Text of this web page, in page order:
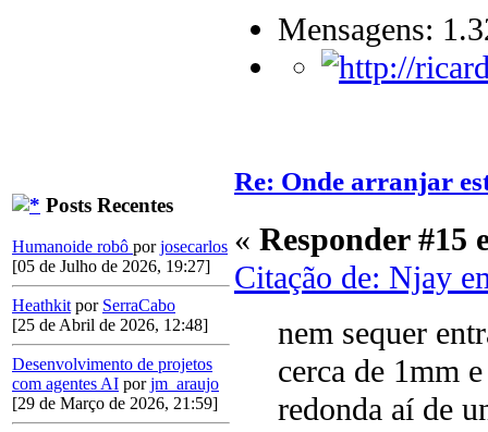
Posts Recentes
Humanoide robô porjosecarlos
[05 de Julho de 2026, 19:27]
Heathkit por SerraCabo
[25 de Abril de 2026, 12:48]
Desenvolvimento de projetos
com agentes AI porjm_araujo
[29 de Março de 2026, 21:59]
Mensagens:
Re: Onde arranjar
« Responder #15
Citação de: Njay
nem sequer
cerca de 1mm
redonda aí de